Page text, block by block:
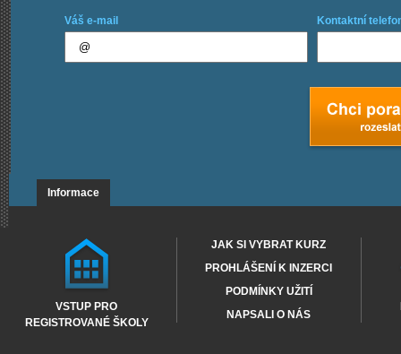
Váš e-mail Kontaktní
Informace
VSTUP PRO
REGISTROVANÉ ŠKOLY
JAK SI VYBRAT KURZ
PROHLÁŠENÍ K INZERCI
PODMÍNKY UŽITÍ
NAPSALI O NÁS